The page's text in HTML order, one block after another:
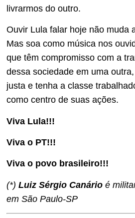
livrarmos do outro.
Ouvir Lula falar hoje não muda
Mas soa como música nos
que têm compromisso com a
dessa sociedade em uma
justa e tenha a classe
como centro de suas ações.
Viva Lula!!!
Viva o PT!!!
Viva o povo brasileiro!!!
(*) Luiz Sérgio Canário é
em São Paulo-SP